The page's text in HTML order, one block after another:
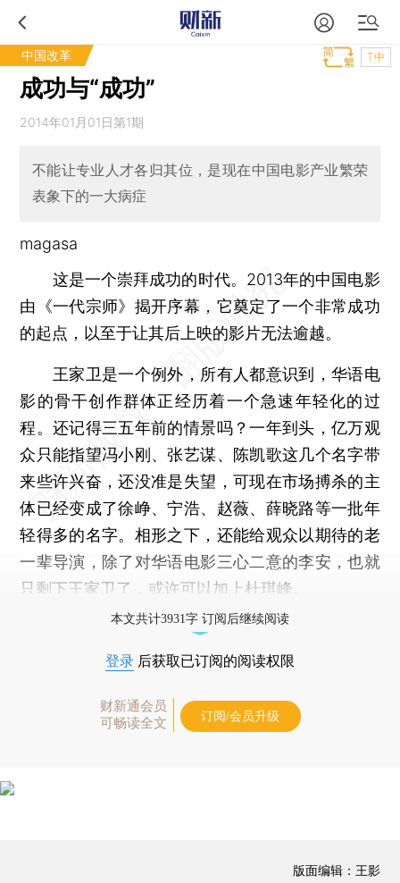
中国改革 T中
成功与“成功”
2014年01月01日第1期
不能让专业人才各归其位，是现在中国电影产业繁荣
表象下的一大病症
magasa
这是一个崇拜成功的时代。2013年的中国电影
由《一代宗师》揭开序幕，它奠定了一个非常成功
的起点，以至于让其后上映的影片无法逾越。
王家卫是一个例外，所有人都意识到，华语电
影的骨干创作群体正经历着一个急速年轻化的过
程。还记得三五年前的情景吗？一年到头，亿万观
众只能指望冯小刚、张艺谋、陈凯歌这几个名字带
来些许兴奋，还没准是失望，可现在市场搏杀的主
体已经变成了徐峥、宁浩、赵薇、薛晓路等一批年
轻得多的名字。相形之下，还能给观众以期待的老
一辈导演，除了对华语电影三心二意的李安，也就
只剩下王家卫了，或许可以加上杜琪峰。
本文共计3931字 订阅后继续阅读
登录 后获取已订阅的阅读权限
财新通会员
可畅读全文
订阅/会员升级
版面编辑：王影